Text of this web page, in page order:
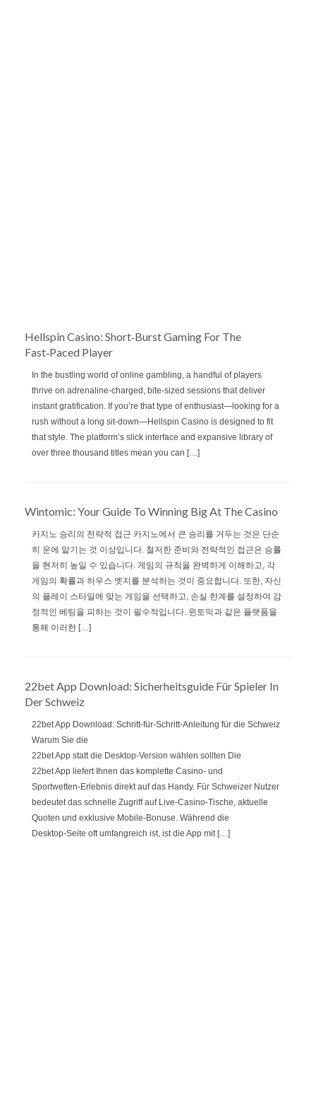
Hellspin Casino: Short‑Burst Gaming For The
Fast‑Paced Player
In the bustling world of online gambling, a handful of players
thrive on adrenaline‑charged, bite‑sized sessions that deliver
instant gratification. If you’re that type of enthusiast—looking for a
rush without a long sit‑down—Hellspin Casino is designed to fit
that style. The platform’s slick interface and expansive library of
over three thousand titles mean you can […]
Wintomic: Your Guide To Winning Big At The Casino
카지노 승리의 전략적 접근 카지노에서 큰 승리를 거두는 것은 단순
히 운에 맡기는 것 이상입니다. 철저한 준비와 전략적인 접근은 승률
을 현저히 높일 수 있습니다. 게임의 규칙을 완벽하게 이해하고, 각
게임의 확률과 하우스 엣지를 분석하는 것이 중요합니다. 또한, 자신
의 플레이 스타일에 맞는 게임을 선택하고, 손실 한계를 설정하여 감
정적인 베팅을 피하는 것이 필수적입니다. 윈토믹과 같은 플랫폼을
통해 이러한 […]
22bet App Download: Sicherheitsguide Für Spieler In
Der Schweiz
22bet App Download: Schritt‑für‑Schritt‑Anleitung für die Schweiz
Warum Sie die
22bet App statt die Desktop‑Version wählen sollten Die
22bet App liefert Ihnen das komplette Casino‑ und
Sportwetten‑Erlebnis direkt auf das Handy. Für Schweizer Nutzer
bedeutet das schnelle Zugriff auf Live‑Casino‑Tische, aktuelle
Quoten und exklusive Mobile‑Bonuse. Während die
Desktop‑Seite oft umfangreich ist, ist die App mit […]